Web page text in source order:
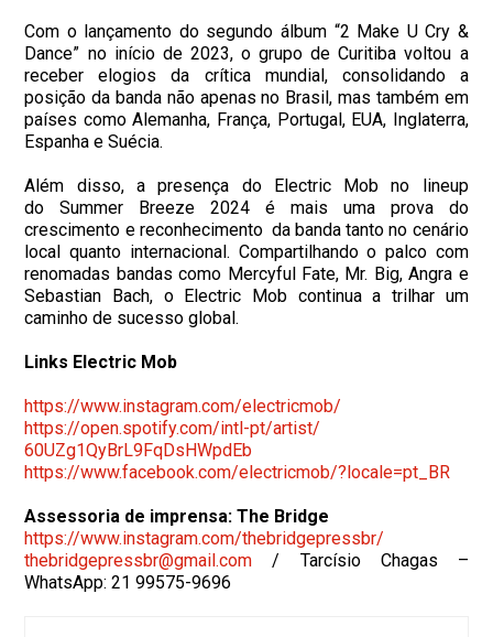
Com o lançamento do segundo álbum “2 Make U Cry &
Dance” no início de 2023, o grupo de Curitiba voltou a
receber elogios da crítica mundial, consolidando a
posição da banda não apenas no Brasil, mas também em
países como Alemanha, França, Portugal, EUA, Inglaterra,
Espanha e Suécia.
Além disso, a presença do Electric Mob no lineup
doSummer Breeze 2024 é mais uma prova do
crescimento e reconhecimento da banda tanto no cenário
local quanto internacional. Compartilhando o palco com
renomadas bandas como Mercyful Fate, Mr. Big, Angra e
Sebastian Bach, o Electric Mob continua a trilhar um
caminho de sucesso global.
Links Electric Mob
https://www.instagram.com/electricmob/
https://open.spotify.com/intl-pt/artist/
60UZg1QyBrL9FqDsHWpdEb
https://www.facebook.com/electricmob/?locale=pt_BR
Assessoria de imprensa: The Bridge
https://www.instagram.com/thebridgepressbr/
thebridgepressbr@gmail.com / Tarcísio Chagas –
WhatsApp: 21 99575-9696